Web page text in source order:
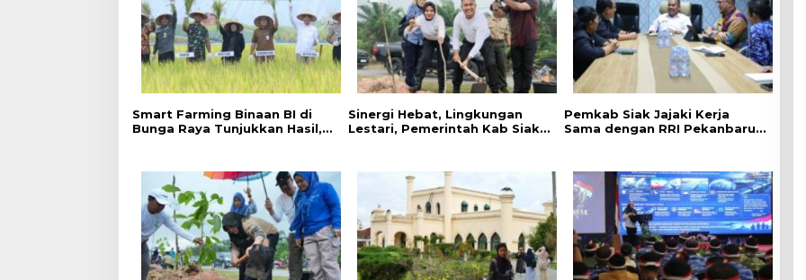
Smart Farming Binaan BI di
Bunga Raya Tunjukkan Hasil,
Sinergi Hebat, Lingkungan
Lestari, Pemerintah Kab Siak
Menanam Masa Depan dan
Pemkab Siak Jajaki Kerja
Sama dengan RRI Pekanbaru,